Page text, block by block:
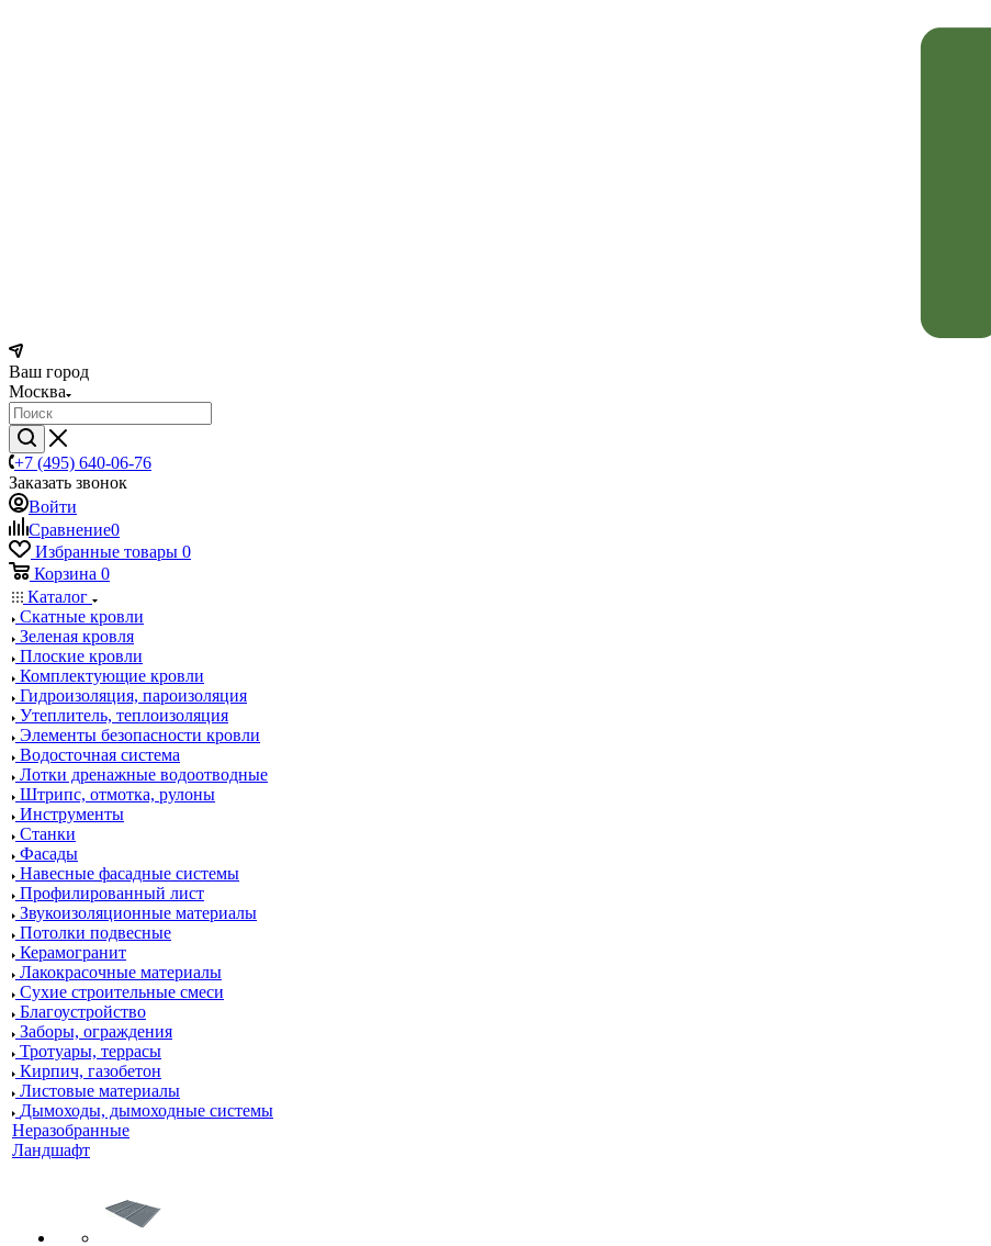
Ваш город
Москва
+7 (495) 640-06-76
Заказать звонок
Войти
Сравнение0
Избранные товары 0
Корзина 0
Каталог
Скатные кровли
Зеленая кровля
Плоские кровли
Комплектующие кровли
Гидроизоляция, пароизоляция
Утеплитель, теплоизоляция
Элементы безопасности кровли
Водосточная система
Лотки дренажные водоотводные
Штрипс, отмотка, рулоны
Инструменты
Станки
Фасады
Навесные фасадные системы
Профилированный лист
Звукоизоляционные материалы
Потолки подвесные
Керамогранит
Лакокрасочные материалы
Сухие строительные смеси
Благоустройство
Заборы, ограждения
Тротуары, террасы
Кирпич, газобетон
Листовые материалы
Дымоходы, дымоходные системы
Неразобранные
Ландшафт